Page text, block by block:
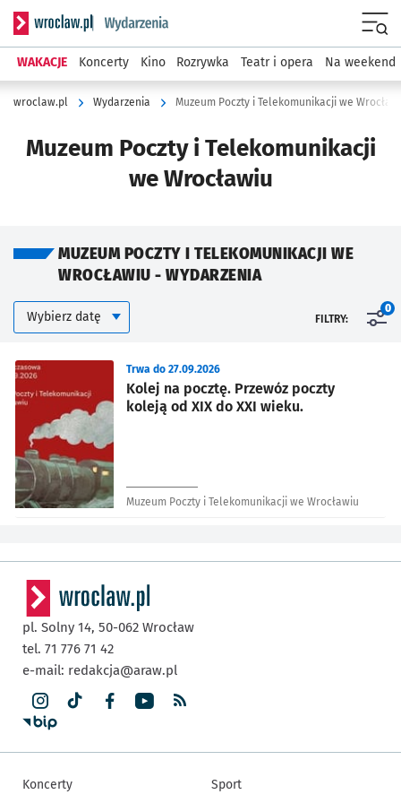
Serwis informacyjny wroclaw.pl podserwis: Wydarzenia
WAKACJE Koncerty Kino Rozrywka Teatr i opera Na weekend
wroclaw.pl Wydarzenia Muzeum Poczty i Telekomunikacji we
Muzeum Poczty i Telekomunikacji
we Wrocławiu
MUZEUM POCZTY I TELEKOMUNIKACJI WE
WROCŁAWIU - WYDARZENIA
Kalendarium
Wybierz datę FILTRY:
0
Kolej na pocztę. Przewóz poczty
koleją od XIX do XXI wieku.
Trwa do 27.09.2026
Muzeum Poczty i Telekomunikacji we Wrocławiu
pl. Solny 14, 50-062 Wrocław
tel. 71 776 71 42
e-mail: redakcja@araw.pl
Koncerty Sport